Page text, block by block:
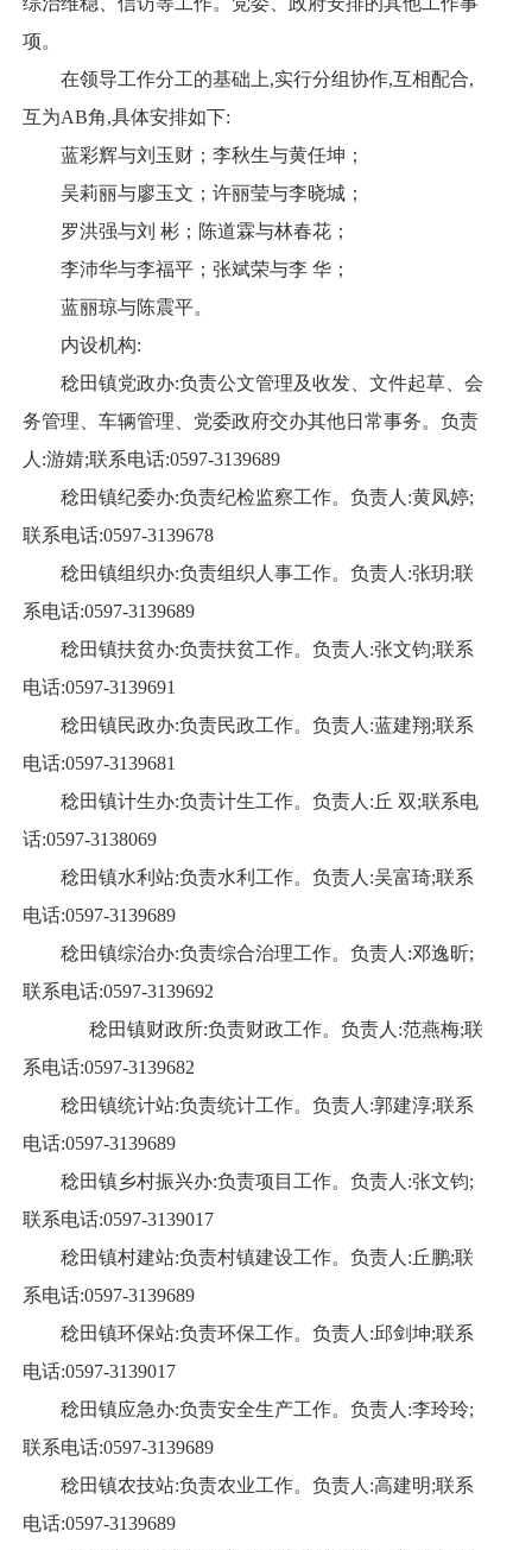
项。
在领导工作分工的基础上,实行分组协作,互相配合,
互为AB角,具体安排如下:
蓝彩辉与刘玉财；李秋生与黄任坤；
吴莉丽与廖玉文；许丽莹与李晓城；
罗洪强与刘 彬；陈道霖与林春花；
李沛华与李福平；张斌荣与李 华；
蓝丽琼与陈震平。
内设机构:
稔田镇党政办:负责公文管理及收发、文件起草、会
务管理、车辆管理、党委政府交办其他日常事务。负责
人:游婧;联系电话:0597-3139689
稔田镇纪委办:负责纪检监察工作。负责人:黄凤婷;
联系电话:0597-3139678
稔田镇组织办:负责组织人事工作。负责人:张玥;联
系电话:0597-3139689
稔田镇扶贫办:负责扶贫工作。负责人:张文钧;联系
电话:0597-3139691
稔田镇民政办:负责民政工作。负责人:蓝建翔;联系
电话:0597-3139681
稔田镇计生办:负责计生工作。负责人:丘 双;联系电
话:0597-3138069
稔田镇水利站:负责水利工作。负责人:吴富琦;联系
电话:0597-3139689
稔田镇综治办:负责综合治理工作。负责人:邓逸昕;
联系电话:0597-3139692
稔田镇财政所:负责财政工作。负责人:范燕梅;联
系电话:0597-3139682
稔田镇统计站:负责统计工作。负责人:郭建淳;联系
电话:0597-3139689
稔田镇乡村振兴办:负责项目工作。负责人:张文钧;
联系电话:0597-3139017
稔田镇村建站:负责村镇建设工作。负责人:丘鹏;联
系电话:0597-3139689
稔田镇环保站:负责环保工作。负责人:邱剑坤;联系
电话:0597-3139017
稔田镇应急办:负责安全生产工作。负责人:李玲玲;
联系电话:0597-3139689
稔田镇农技站:负责农业工作。负责人:高建明;联系
电话:0597-3139689